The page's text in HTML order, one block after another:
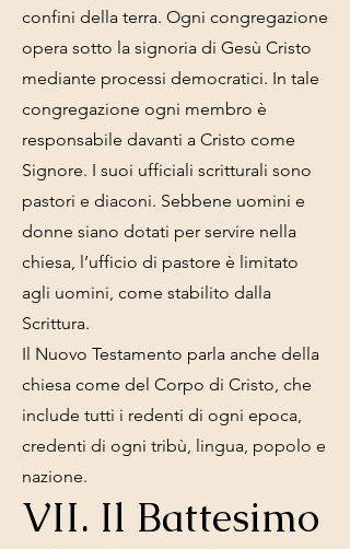
confini della terra. Ogni congregazione
opera sotto la signoria di Gesù Cristo
mediante processi democratici. In tale
congregazione ogni membro è
responsabile davanti a Cristo come
Signore. I suoi ufficiali scritturali sono
pastori e diaconi. Sebbene uomini e
donne siano dotati per servire nella
chiesa, l’ufficio di pastore è limitato
agli uomini, come stabilito dalla
Scrittura.
Il Nuovo Testamento parla anche della
chiesa come del Corpo di Cristo, che
include tutti i redenti di ogni epoca,
credenti di ogni tribù, lingua, popolo e
nazione.
VII. Il Battesimo